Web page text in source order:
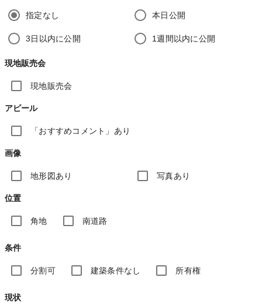
指定なし 本日公開
3日以内に公開 1週間以内に公開
現地販売会
現地販売会
アピール
「おすすめコメント」あり
画像
地形図あり 写真あり
位置
角地 南道路
条件
分割可 建築条件なし 所有権
現状